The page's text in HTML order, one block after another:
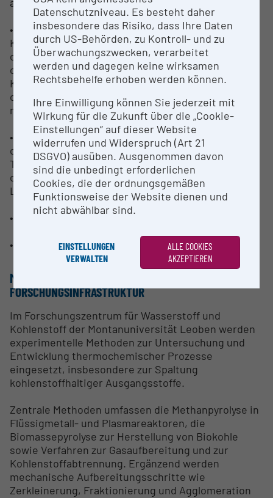
• Aufbereitung und Veredlung von
Kohlenstoffmaterialien
o Zerkleinerung, Fraktionierung und Klassierung
o Agglomeration und anwendungsnahe
Konditionierung
o Herstellung und Untersuchung von Biokohle für
metallurgische Anwendungen
• Prozessentwicklung und Scale‑up:
o Versuchsplanung (DoE), Reaktionskinetik,
Thermodynamik, Wärme‑/Stofftransport
o Betriebspunkt‑Bestimmung, kontinuierlicher
Langzeitbetrieb
• LCA‑Unterstützung
• Workshops, gemeinsame Pilotkampagnen
METHODEN & EXPERTISE ZUR
FORSCHUNGSINFRASTRUKTUR
Im Forschungszentrum für Wasserstoff und
Kohlenstoff der Montanuniversität Leoben werden
experimentelle Methoden zur Untersuchung und
Entwicklung thermochemischer Prozesse
eingesetzt, insbesondere zur Spaltung
kohlenstoffhaltiger Ausgangsstoffe.
Zentrale Methoden umfassen die Methanpyrolyse in
Flüssigmetall- und Plasmareaktoren, die
Biomassepyrolyse zur Herstellung von Biokohle
sowie Verfahren zur Gasaufbereitung und zur
Kohlenstoffabtrennung. Ergänzend werden
mechanische Aufbereitungsschritte wie
Zerkleinerung, Fraktionierung und Agglomeration
Datenschutzniveau. Es besteht daher
insbesondere das Risiko, dass Ihre Daten
durch US-Behörden, zu Kontroll- und zu
Überwachungszwecken, verarbeitet
werden und dagegen keine wirksamen
Rechtsbehelfe erhoben werden können.
Ihre Einwilligung können Sie jederzeit mit
Wirkung für die Zukunft über die „Cookie-
Einstellungen“ auf dieser Website
widerrufen und Widerspruch (Art 21
DSGVO) ausüben. Ausgenommen davon
sind die unbedingt erforderlichen
Cookies, die der ordnungsgemäßen
Funktionsweise der Website dienen und
nicht abwählbar sind.
EINSTELLUNGEN
VERWALTEN
ALLE COOKIES
AKZEPTIEREN